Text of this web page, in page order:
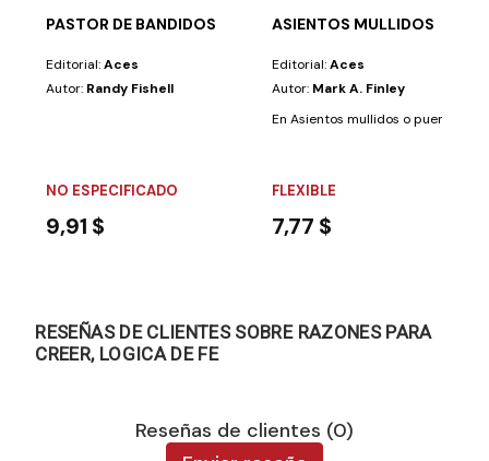
PASTOR DE BANDIDOS-
Editorial:Aces
Autor: Randy Fishell
NO ESPECIFICADO
9,91 $
ASIENTOS MULLIDOS
Editorial:Aces
Autor: Mark A. Finley
En Asientos mullidos o puertas
FLEXIBLE
7,77 $
RESEÑAS DE CLIENTES SOBRE RAZONES PARA
CREER, LOGICA DE FE
Reseñas de clientes (0)